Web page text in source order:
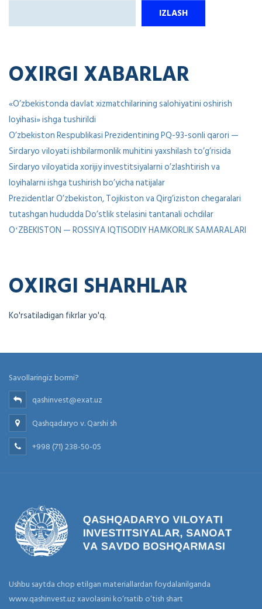
IZLASH
OXIRGI XABARLAR
«O’zbekistonda davlat xizmatchilarining salohiyatini oshirish
loyihasi» ishga tushirildi
O’zbekiston Respublikasi Prezidentining PQ-93-sonli qarori —
Sirdaryo viloyati ishbilarmonlik muhitini yaxshilash to’g’risida
Sirdaryo viloyatida xorijiy investitsiyalarni o’zlashtirish va
loyihalarni ishga tushirish bo’yicha natijalar
Prezidentlar O’zbekiston, Tojikiston va Qirg’iziston chegaralari
tutashgan hududda Do’stlik stelasini tantanali ochdilar
OʻZBEKISTON — ROSSIYA IQTISODIY HAMKORLIK SAMARALARI
OXIRGI SHARHLAR
Ko'rsatiladigan fikrlar yo'q.
Savollaringiz bormi?
qashinvest@exat.uz
Qashqadaryo v. Qarshi sh
+998 (71) 238-50-05
Ushbu saytda chop etilgan materiallardan foydalanilganda
www.qashinvest.uz xavolasini ko‘rsatib o‘tish shart